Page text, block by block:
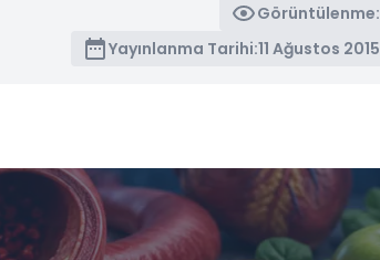
Görüntülenme:
Yayınlanma Tarihi:11 Ağustos 2015